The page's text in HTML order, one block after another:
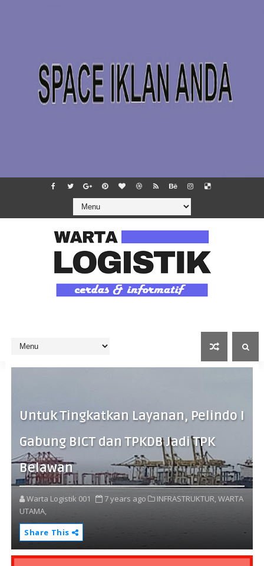
Untuk Tingkatkan Layanan, Pelindo I
Gabung BICT dan TPKDB Jadi TPK
Belawan
Warta Logistik 001 7 years ago INFRASTRUKTUR, WARTA
UTAMA,
Share This